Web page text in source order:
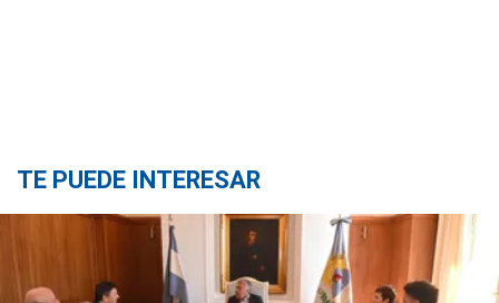
TE PUEDE INTERESAR